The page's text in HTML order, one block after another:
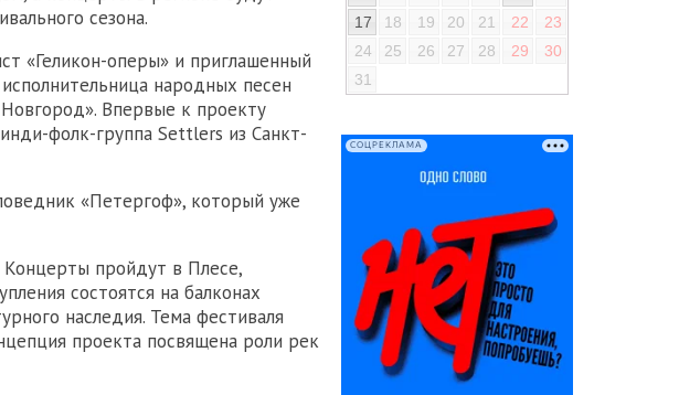
сезона.
«Геликон-оперы» и приглашенный
народных песен
Впервые к проекту
фолк-группа Settlers из Санкт-
«Петергоф», который уже
Концерты пройдут в Плесе,
состоятся на балконах
наследия. Тема фестиваля
проекта посвящена роли рек
17
18 19 20 21 22
23
24
25 26 27 28 29
30
31
СОЦРЕКЛАМА